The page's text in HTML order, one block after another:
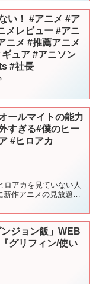
い！ #アニメ #ア
メレビュー #アニ
ニメ #推薦アニメ
ュア #アニソン
#社長
ールマイトの能力
すぎる#僕のヒー
#ヒロアカ
アカを見ていない人
作アニメの見放題作
ジョン飯」WEB
グリフィン/使い